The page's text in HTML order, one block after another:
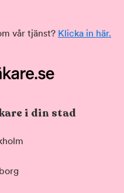
vår tjänst? Klicka in här.
i din stad